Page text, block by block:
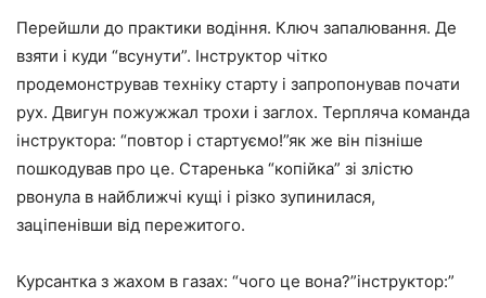
Перейшли до практики водіння. Ключ запалювання. Де
взяти і куди “всунути”. Інструктор чітко
продемонстрував техніку старту і запропонував почати
рух. Двигун пожужжал трохи і заглох. Терпляча команда
інструктора: “повтор і стартуємо!”як же він пізніше
пошкодував про це. Старенька “копійка” зі злістю
рвонула в найближчі кущі і різко зупинилася,
заціпенівши від пережитого.
Курсантка з жахом в газах: “чого це вона?”інструктор:”